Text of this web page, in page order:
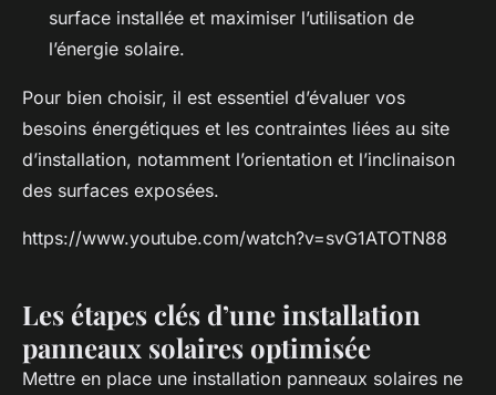
surface installée et maximiser l’utilisation de
l’énergie solaire.
Pour bien choisir, il est essentiel d’évaluer vos
besoins énergétiques et les contraintes liées au site
d’installation, notamment l’orientation et l’inclinaison
des surfaces exposées.
https://www.youtube.com/watch?v=svG1ATOTN88
Les étapes clés d’une installation
panneaux solaires optimisée
Mettre en place une installation panneaux solaires ne